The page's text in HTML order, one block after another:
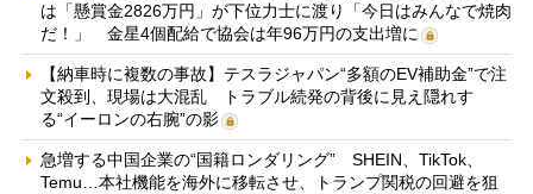
は「懸賞金2826万円」が下位力士に渡り「今日はみんなで焼肉
だ！」 金星4個配給で協会は年96万円の支出増に
【納車時に複数の事故】テスラジャパン“多額のEV補助金”で注
文殺到、現場は大混乱 トラブル続発の背後に見え隠れす
る“イーロンの右腕”の影
急増する中国企業の“国籍ロンダリング” SHEIN、TikTok、
Temu…本社機能を海外に移転させ、トランプ関税の回避を狙